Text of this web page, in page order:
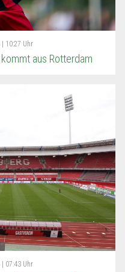
10:27 Uhr
aus Rotterdam
07:43 Uhr